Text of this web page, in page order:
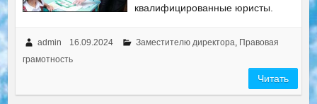
квалифицированные юристы.
admin 16.09.2024 Заместителю директора, Правовая
грамотность
Читать